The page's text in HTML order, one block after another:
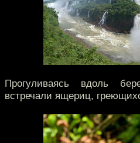
Прогуливаясь вдоль
встречали ящериц,